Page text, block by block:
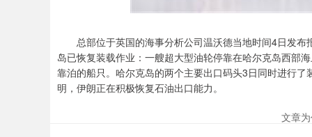
总部位于英国的海事分析公司温沃德当地时间4日发布
岛已恢复装载作业：一艘超大型油轮停靠在哈尔克岛西部
靠泊的船只。哈尔克岛的两个主要出口码头3日同时进行
明，伊朗正在积极恢复石油出口能力。
文章